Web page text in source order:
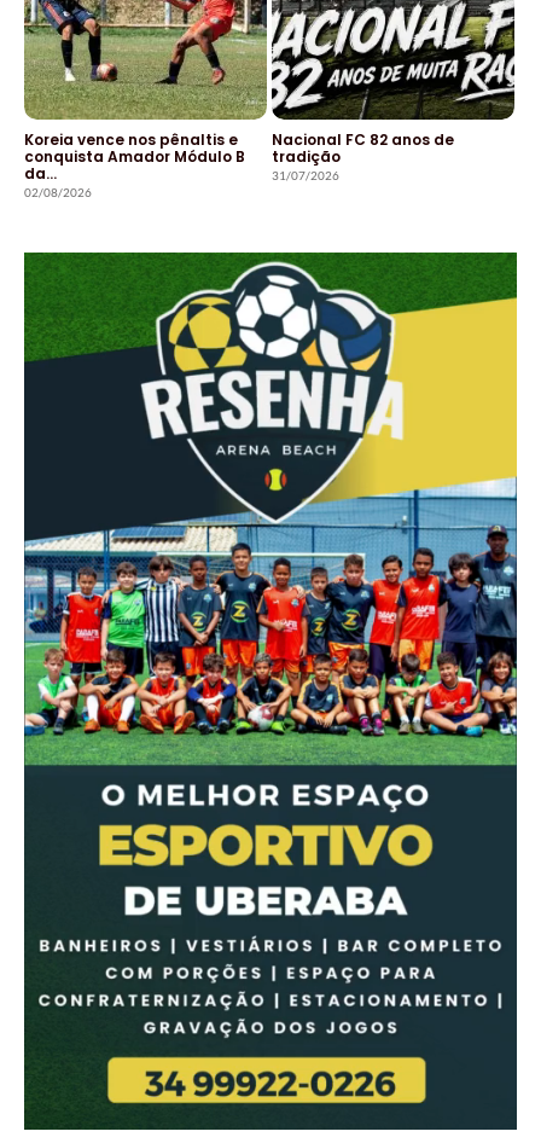
Koreia vence nos pênaltis e
conquista Amador Módulo B
da…
02/08/2026
Nacional FC 82 anos de
tradição
31/07/2026